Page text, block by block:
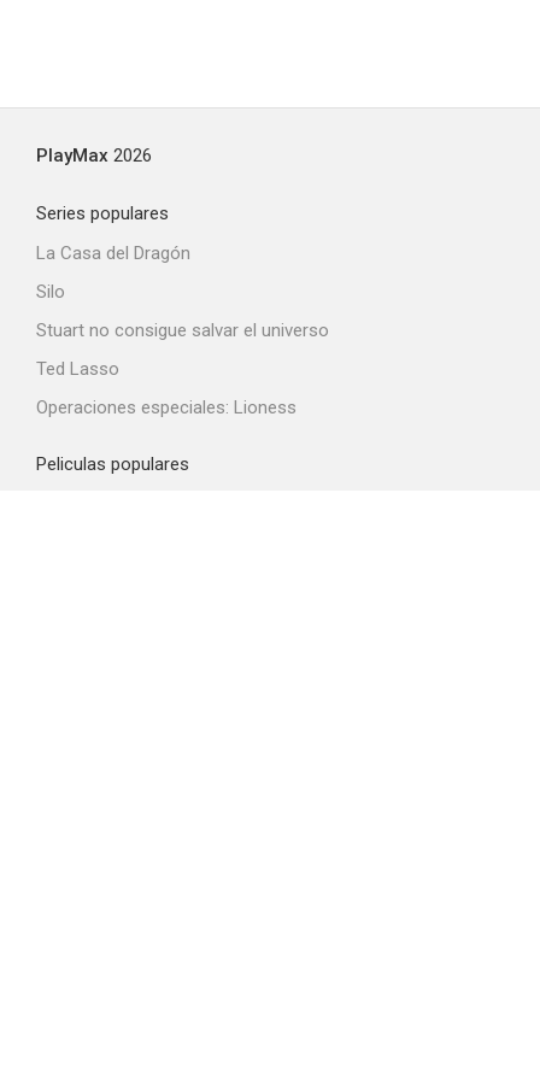
PlayMax 2026
Series populares
La Casa del Dragón
Silo
Stuart no consigue salvar el universo
Ted Lasso
Operaciones especiales: Lioness
Peliculas populares